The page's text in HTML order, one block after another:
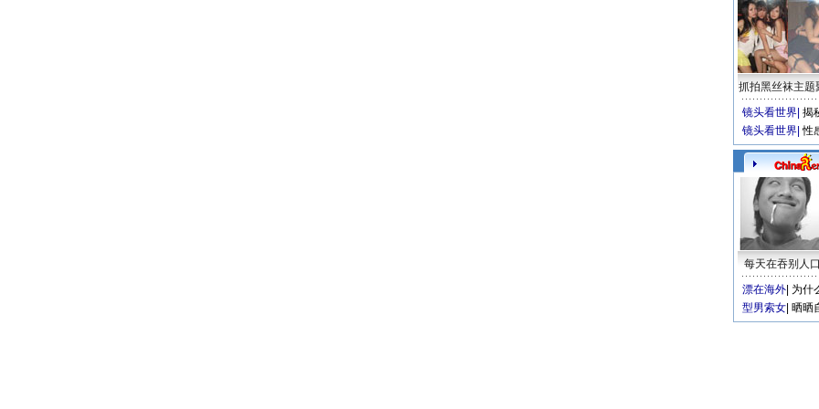
抓拍黑丝袜主题
镜头看世界 揭
镜头看世界 性
每天在吞别人
漂在海外 为什
型男索女 晒晒